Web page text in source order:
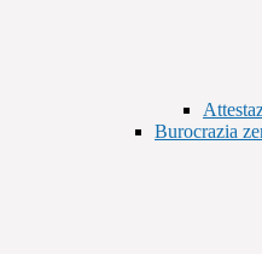
Burocrazia